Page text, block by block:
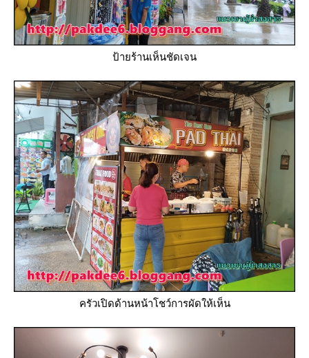
ป้ายร้านเห็นชัดเจน
ครัวเปิดด้านหน้าโชว์การผัดให้เห็น